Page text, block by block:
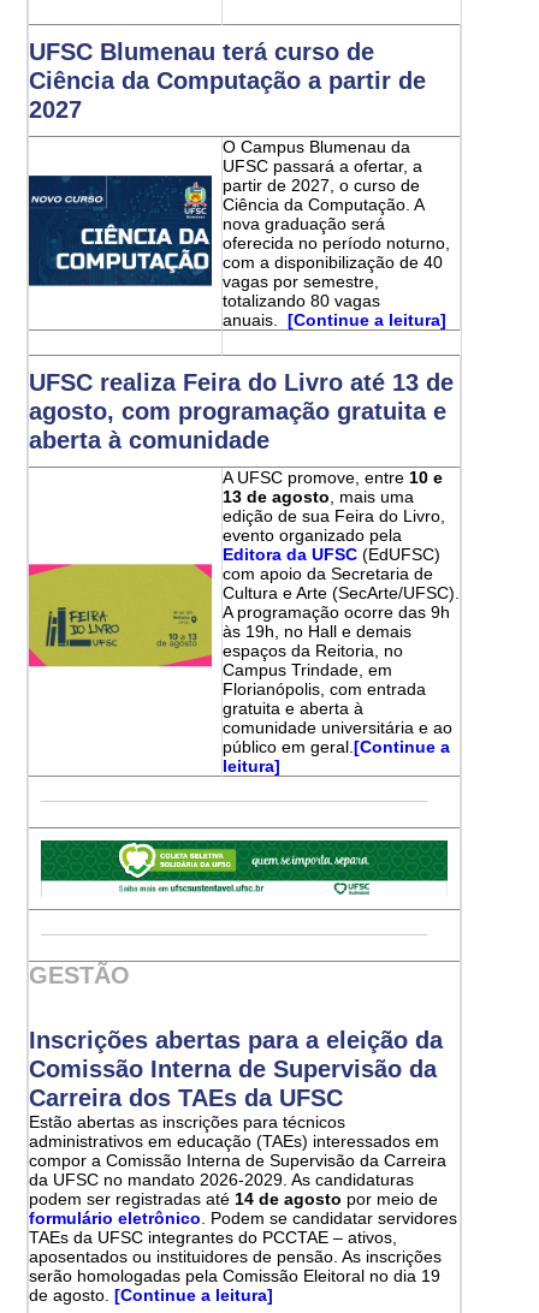
UFSC Blumenau terá curso de
Ciência da Computação a partir de
2027
O Campus Blumenau da
UFSC passará a ofertar, a
partir de 2027, o curso de
Ciência da Computação. A
nova graduação será
oferecida no período noturno,
com a disponibilização de 40
vagas por semestre,
totalizando 80 vagas
anuais.
[Continue a leitura]
UFSC realiza Feira do Livro até 13 de
agosto, com programação gratuita e
aberta à comunidade
A UFSC promove, entre 10 e
13 de agosto , mais uma
edição de sua Feira do Livro,
evento organizado pela
Editora da UFSC (EdUFSC)
com apoio da Secretaria de
Cultura e Arte (SecArte/UFSC).
A programação ocorre das 9h
às 19h, no Hall e demais
espaços da Reitoria, no
Campus Trindade, em
Florianópolis, com entrada
gratuita e aberta à
comunidade universitária e ao
público em geral.[Continue a
leitura]
GESTÃO
Inscrições abertas para a eleição da
Comissão Interna de Supervisão da
Carreira dos TAEs da UFSC
Estão abertas as inscrições para técnicos
administrativos em educação (TAEs) interessados em
compor a Comissão Interna de Supervisão da Carreira
da UFSC no mandato 2026-2029. As candidaturas
podem ser registradas até 14 de agosto por meio de
formulário eletrônico . Podem se candidatar servidores
TAEs da UFSC integrantes do PCCTAE – ativos,
aposentados ou instituidores de pensão. As inscrições
serão homologadas pela Comissão Eleitoral no dia 19
de agosto. [Continue a leitura]